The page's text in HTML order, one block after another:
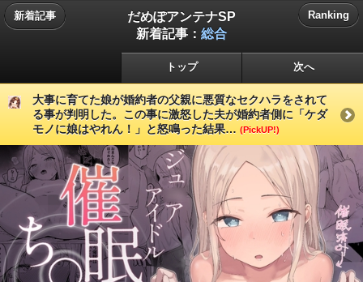
新着記事
だめぽアンテナSP
新着記事： 総合
Ranking
トップ 次へ
大事に育てた娘が婚約者の父親に悪質なセクハラをされて
る事が判明した。この事に激怒した夫が婚約者側に「ケダ
モノに娘はやれん！」と怒鳴った結果… (PickUP!)